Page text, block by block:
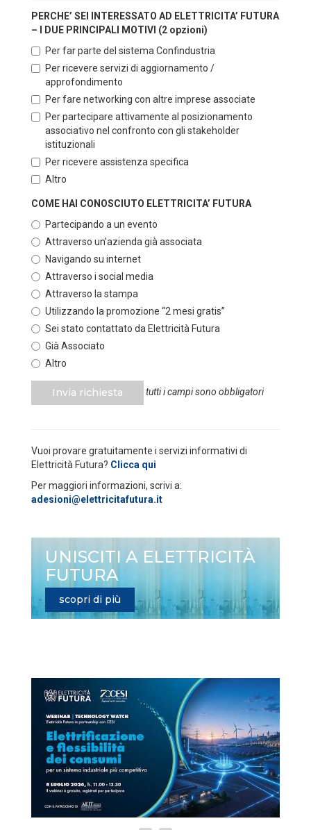
PERCHE’ SEI INTERESSATO AD ELETTRICITA’ FUTURA
– I DUE PRINCIPALI MOTIVI (2 opzioni)
Per far parte del sistema Confindustria
Per ricevere servizi di aggiornamento /
approfondimento
Per fare networking con altre imprese associate
Per partecipare attivamente al posizionamento
associativo nel confronto con gli stakeholder
istituzionali
Per ricevere assistenza specifica
Altro
COME HAI CONOSCIUTO ELETTRICITA’ FUTURA
Partecipando a un evento
Attraverso un’azienda già associata
Navigando su internet
Attraverso i social media
Attraverso la stampa
Utilizzando la promozione “2 mesi gratis”
Sei stato contattato da Elettricità Futura
Già Associato
Altro
Invia richiesta tutti i campi sono obbligatori
Vuoi provare gratuitamente i servizi informativi di
Elettricità Futura? Clicca qui
Per maggiori informazioni, scrivi a:
adesioni@elettricitafutura.it
UNISCITI A ELETTRICITÀ
FUTURA
scopri di più